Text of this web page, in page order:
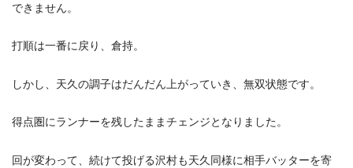
できません。
打順は一番に戻り、倉持。
しかし、天久の調子はだんだん上がっていき、無双状態です。
得点圏にランナーを残したままチェンジとなりました。
回が変わって、続けて投げる沢村も天久同様に相手バッターを寄